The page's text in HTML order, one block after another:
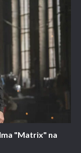
"Matrix" na